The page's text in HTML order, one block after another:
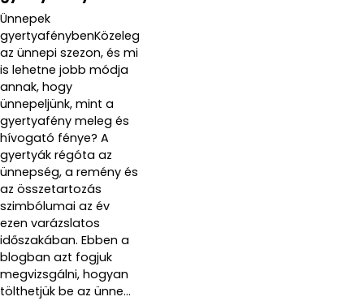
Ünnepek
gyertyafénybenKözeleg
az ünnepi szezon, és mi
is lehetne jobb módja
annak, hogy
ünnepeljünk, mint a
gyertyafény meleg és
hívogató fénye? A
gyertyák régóta az
ünnepség, a remény és
az összetartozás
szimbólumai az év
ezen varázslatos
időszakában. Ebben a
blogban azt fogjuk
megvizsgálni, hogyan
tölthetjük be az ünne...